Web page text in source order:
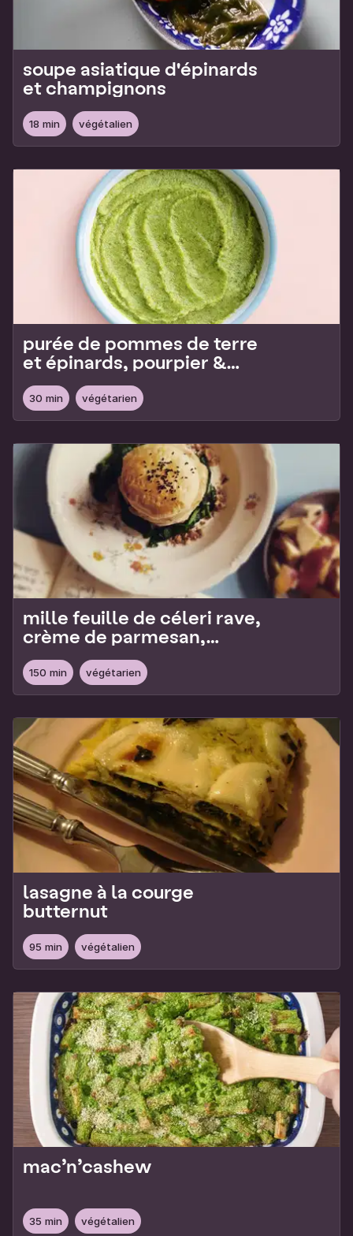
soupe asiatique d'épinards
et champignons
18 min végétalien
purée de pommes de terre
et épinards, pourpier &
tomme de brebis
30 min végétarien
mille feuille de céleri rave,
crème de parmesan,
épinards et noisettes
150 min végétarien
lasagne à la courge
butternut
95 min végétalien
mac’n’cashew
35 min végétalien